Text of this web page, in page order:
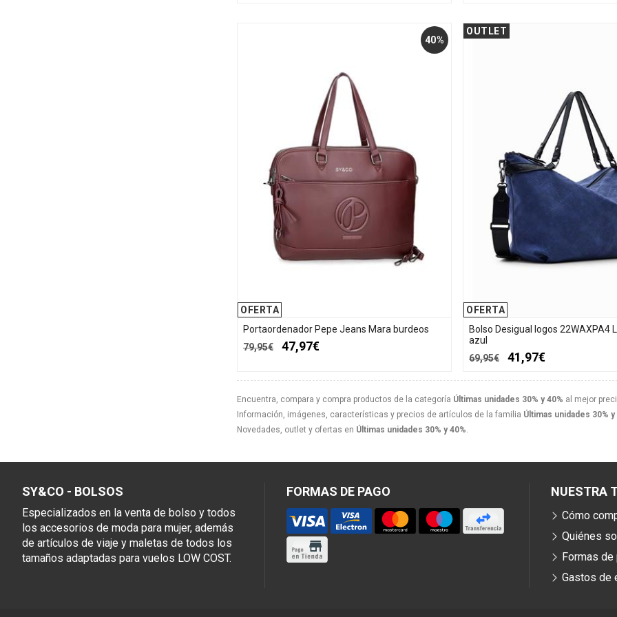
Encuentra, compara y compra productos de la categoría Últimas unidades 30% y 40% al mejor
Información, imágenes, características y precios de artículos de la familia Últimas unidades 30% y
Novedades, outlet y ofertas en Últimas unidades 30% y 40%
40%
OFERTA
Portaordenador Pepe Jeans Mara burdeos
79,95€
47,97€
OFERTA
OUTLET
Bolso Desigual logos 22WAXPA4
azul
69,95€
41,97€
SY&CO - BOLSOS
Especializados en la venta de bolso y todos
los accesorios de moda para mujer, además
de artículos de viaje y maletas de todos los
tamaños adaptadas para vuelos LOW COST.
FORMAS DE PAGO NUESTRA
Cómo
Quiénes
Formas de
Gastos de